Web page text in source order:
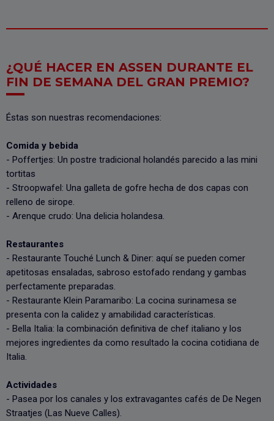
¿QUÉ HACER EN ASSEN DURANTE EL
FIN DE SEMANA DEL GRAN PREMIO?
Éstas son nuestras recomendaciones:
Comida y bebida
- Poffertjes: Un postre tradicional holandés parecido a las mini
tortitas
- Stroopwafel: Una galleta de gofre hecha de dos capas con
relleno de sirope.
- Arenque crudo: Una delicia holandesa.
Restaurantes
- Restaurante Touché Lunch & Diner: aquí se pueden comer
apetitosas ensaladas, sabroso estofado rendang y gambas
perfectamente preparadas.
- Restaurante Klein Paramaribo: La cocina surinamesa se
presenta con la calidez y amabilidad características.
- Bella Italia: la combinación definitiva de chef italiano y los
mejores ingredientes da como resultado la cocina cotidiana de
Italia.
Actividades
- Pasea por los canales y los extravagantes cafés de De Negen
Straatjes (Las Nueve Calles).